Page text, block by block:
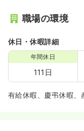
職場の環境
休日・休暇詳細
年間休日
111日
有給休暇、慶弔休暇、